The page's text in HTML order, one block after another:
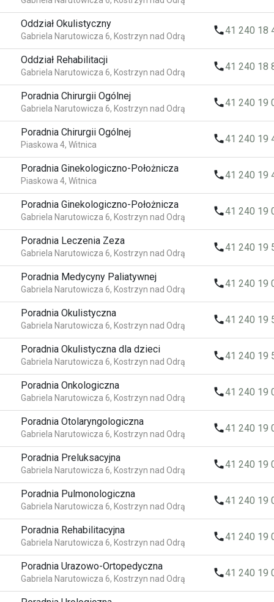
Oddział Okulistyczny
Gabriela Narutowicza 6, Kostrzyn nad Odrą local_phone41 240 18
Oddział Rehabilitacji
Gabriela Narutowicza 6, Kostrzyn nad Odrą local_phone41 240 18
Poradnia Chirurgii Ogólnej
Gabriela Narutowicza 6, Kostrzyn nad Odrą local_phone41 240 19
Poradnia Chirurgii Ogólnej
Piaskowa 4, Witnica local_phone41 240 19
Poradnia Ginekologiczno-Położnicza
Piaskowa 4, Witnica local_phone41 240 19
Poradnia Ginekologiczno-Położnicza
Gabriela Narutowicza 6, Kostrzyn nad Odrą local_phone41 240 19
Poradnia Leczenia Zeza
Gabriela Narutowicza 6, Kostrzyn nad Odrą local_phone41 240 19
Poradnia Medycyny Paliatywnej
Gabriela Narutowicza 6, Kostrzyn nad Odrą local_phone41 240 19
Poradnia Okulistyczna
Gabriela Narutowicza 6, Kostrzyn nad Odrą local_phone41 240 19
Poradnia Okulistyczna dla dzieci
Gabriela Narutowicza 6, Kostrzyn nad Odrą local_phone41 240 19
Poradnia Onkologiczna
Gabriela Narutowicza 6, Kostrzyn nad Odrą local_phone41 240 19
Poradnia Otolaryngologiczna
Gabriela Narutowicza 6, Kostrzyn nad Odrą local_phone41 240 19
Poradnia Preluksacyjna
Gabriela Narutowicza 6, Kostrzyn nad Odrą local_phone41 240 19
Poradnia Pulmonologiczna
Gabriela Narutowicza 6, Kostrzyn nad Odrą local_phone41 240 19
Poradnia Rehabilitacyjna
Gabriela Narutowicza 6, Kostrzyn nad Odrą local_phone41 240 19
Poradnia Urazowo-Ortopedyczna
Gabriela Narutowicza 6, Kostrzyn nad Odrą local_phone41 240 19